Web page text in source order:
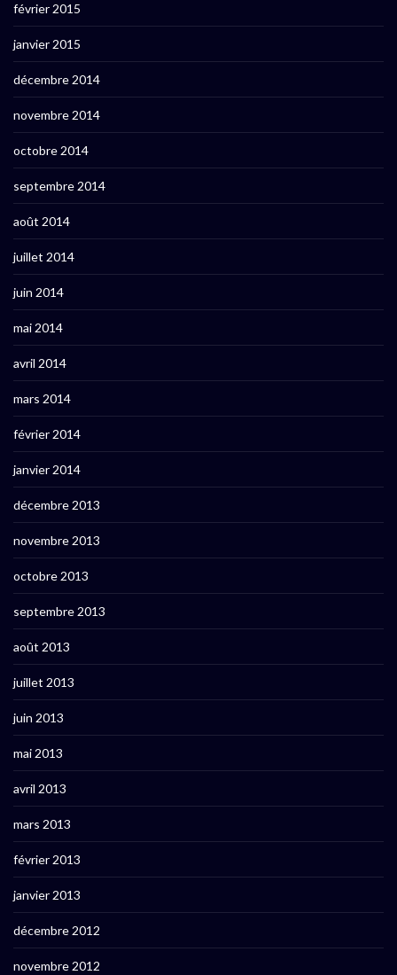
février 2015
janvier 2015
décembre 2014
novembre 2014
octobre 2014
septembre 2014
août 2014
juillet 2014
juin 2014
mai 2014
avril 2014
mars 2014
février 2014
janvier 2014
décembre 2013
novembre 2013
octobre 2013
septembre 2013
août 2013
juillet 2013
juin 2013
mai 2013
avril 2013
mars 2013
février 2013
janvier 2013
décembre 2012
novembre 2012